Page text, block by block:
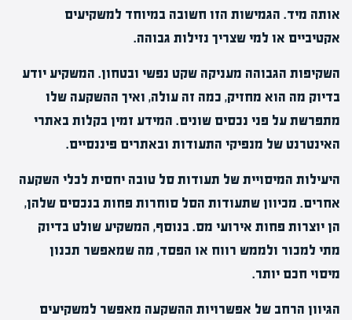
אותה מיד. הגמישות הזו חשובה במיוחד למשקיעים
אקטיביים או למי שצריך נזילות גבוהה.
השקיפות הגבוהה מעניקה שקט נפשי ובטחון. המשקיע יודע
בדיוק מה הוא מחזיק, כמה זה עולה, ואיך ההשקעה שלו
מתפרשת על פני נכסים שונים. המידע זמין בקלות באתרי
האינטרנט של מנפיקי התעודות ובאתרים פיננסיים.
היעילות המיסויית של תעודות סל טובה יחסית לכלי השקעה
אחרים. מכיוון שתעודות הסל סוחרות פחות בנכסים שלהן,
הן יוצרות פחות אירועי מס. בנוסף, המשקיע שולט בדיוק
מתי למכור ולממש רווח או הפסד, מה שמאפשר תכנון
מיסוי חכם יותר.
הגיוון הרחב של אפשרויות ההשקעה מאפשר למשקיעים